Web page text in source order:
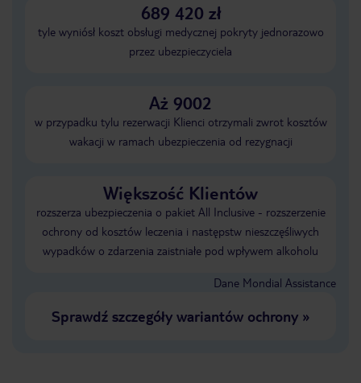
689 420 zł
tyle wyniósł koszt obsługi medycznej pokryty jednorazowo
przez ubezpieczyciela
Aż 9002
w przypadku tylu rezerwacji Klienci otrzymali zwrot kosztów
wakacji w ramach ubezpieczenia od rezygnacji
Większość Klientów
rozszerza ubezpieczenia o pakiet All Inclusive - rozszerzenie
ochrony od kosztów leczenia i następstw nieszczęśliwych
wypadków o zdarzenia zaistniałe pod wpływem alkoholu
Dane Mondial Assistance
Sprawdź szczegóły wariantów ochrony»